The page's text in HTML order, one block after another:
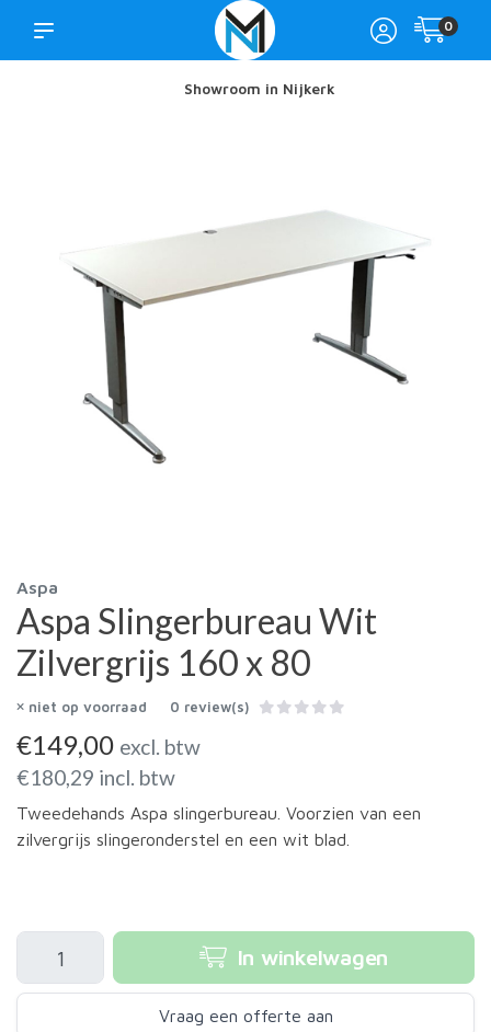
0
Showroom in Nijkerk
Aspa
Aspa Slingerbureau Wit
Zilvergrijs 160 x 80
niet op voorraad 0 review(s)
€149,00 excl. btw
€180,29 incl. btw
Tweedehands Aspa slingerbureau. Voorzien van een
zilvergrijs slingeronderstel en een wit blad.
In winkelwagen
Vraag een offerte aan